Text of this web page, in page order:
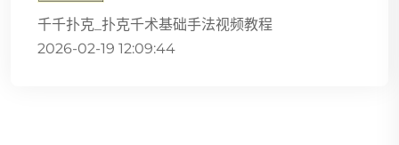
千千扑克_扑克千术基础手法视频教程
2026-02-19 12:09:44